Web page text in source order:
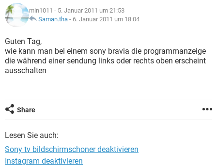
FACEBOOK
WHATSAPP TIKTOK
FACEBOOK
ANDROID
WINDOWS 10 INSTAGRAM
WHATSAPP
FACEBOOK HARDWARE
SPIELE STREAMING
ANDROID
WINDOWS 10
WHATSAPP TIKTOK
LEXIKON
SPIELE
ANDROID IOS
WINDOWS 10
FACEBOOK
min1011 - 5. Januar 2011 um 21:53
Saman.tha - 6. Januar 2011 um 18:04
Guten Tag,
wie kann man bei einem sony bravia die programmanzeige
die während einer sendung links oder rechts oben erscheint
ausschalten
Share
Lesen Sie auch:
Sony tv bildschirmschoner deaktivieren
Instagram deaktivieren